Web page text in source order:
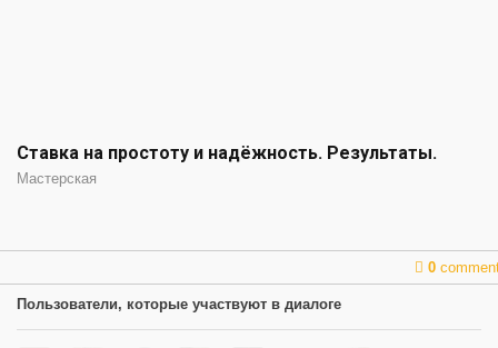
Ставка на простоту и надёжность. Результаты.
Мастерская
0
Пользователи, которые участвуют в диалоге